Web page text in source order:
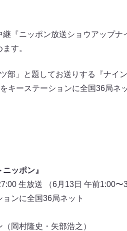
『ニッポン放送ショウアップ
す。
部」と題してお送りする『ナイ
キーステーションに全国36局ネ
ッポン』
生放送 （6月13日 午前1:00〜
ンに全国36局ネット
岡村隆史・矢部浩之）